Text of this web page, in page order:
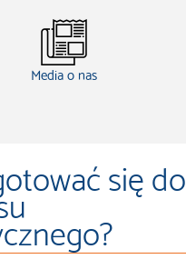
Media o nas
się do